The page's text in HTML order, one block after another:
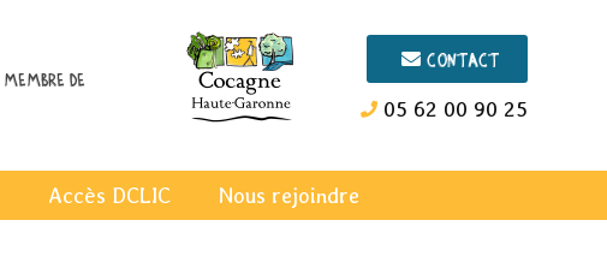
Membre de
Contact
05 62 00 90 25
Accès DCLIC Nous rejoindre